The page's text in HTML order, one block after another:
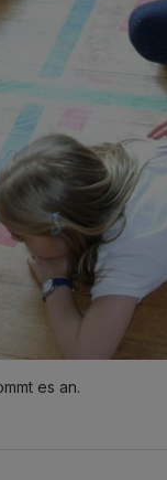
es an.